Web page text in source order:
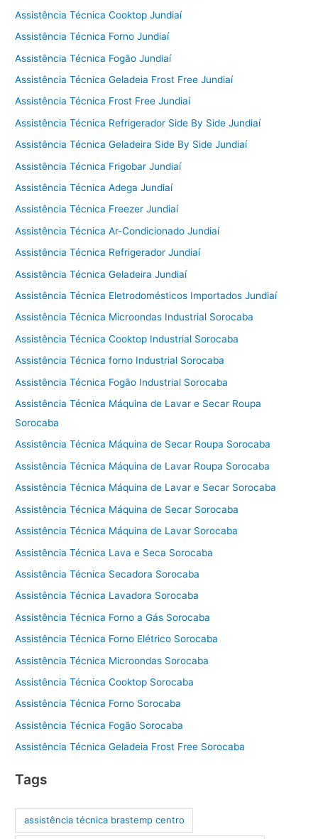
Assistência Técnica Cooktop Jundiaí
Assistência Técnica Forno Jundiaí
Assistência Técnica Fogão Jundiaí
Assistência Técnica Geladeia Frost Free Jundiaí
Assistência Técnica Frost Free Jundiaí
Assistência Técnica Refrigerador Side By Side Jundiaí
Assistência Técnica Geladeira Side By Side Jundiaí
Assistência Técnica Frigobar Jundiaí
Assistência Técnica Adega Jundiaí
Assistência Técnica Freezer Jundiaí
Assistência Técnica Ar-Condicionado Jundiaí
Assistência Técnica Refrigerador Jundiaí
Assistência Técnica Geladeira Jundiaí
Assistência Técnica Eletrodomésticos Importados Jundiaí
Assistência Técnica Microondas Industrial Sorocaba
Assistência Técnica Cooktop Industrial Sorocaba
Assistência Técnica forno Industrial Sorocaba
Assistência Técnica Fogão Industrial Sorocaba
Assistência Técnica Máquina de Lavar e Secar Roupa
Sorocaba
Assistência Técnica Máquina de Secar Roupa Sorocaba
Assistência Técnica Máquina de Lavar Roupa Sorocaba
Assistência Técnica Máquina de Lavar e Secar Sorocaba
Assistência Técnica Máquina de Secar Sorocaba
Assistência Técnica Máquina de Lavar Sorocaba
Assistência Técnica Lava e Seca Sorocaba
Assistência Técnica Secadora Sorocaba
Assistência Técnica Lavadora Sorocaba
Assistência Técnica Forno a Gás Sorocaba
Assistência Técnica Forno Elétrico Sorocaba
Assistência Técnica Microondas Sorocaba
Assistência Técnica Cooktop Sorocaba
Assistência Técnica Forno Sorocaba
Assistência Técnica Fogão Sorocaba
Assistência Técnica Geladeia Frost Free Sorocaba
Tags
assistência técnica brastemp centro